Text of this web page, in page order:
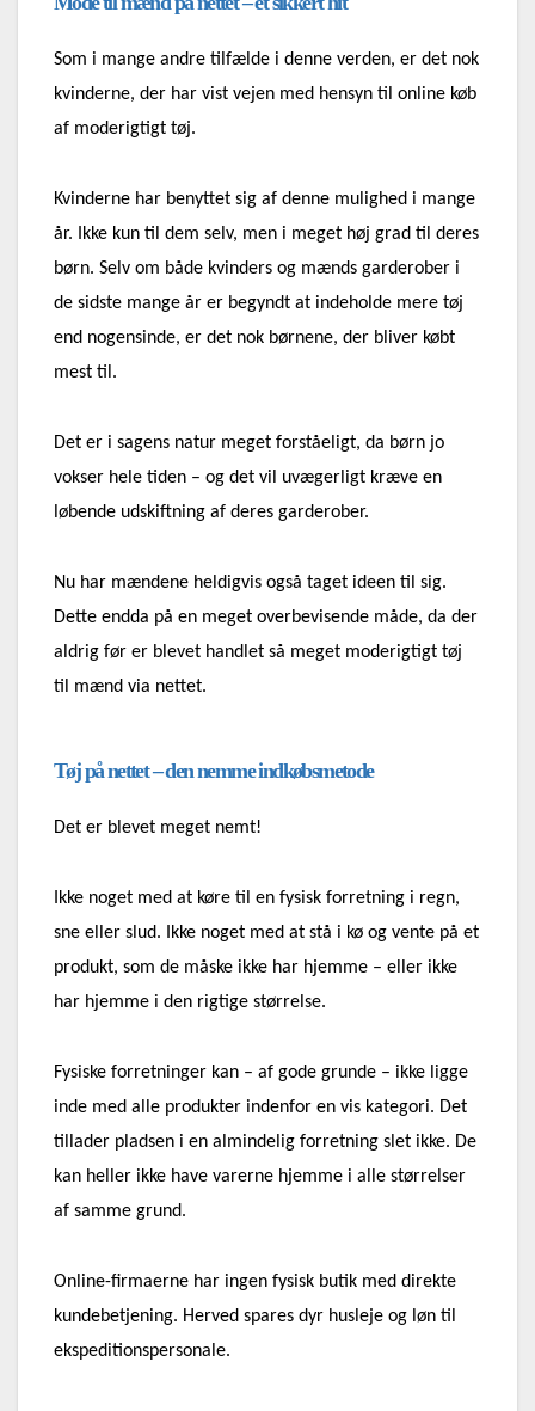
Som i mange andre tilfælde i denne verden, er det nok
kvinderne, der har vist vejen med hensyn til online køb
af moderigtigt tøj.
Kvinderne har benyttet sig af denne mulighed i mange
år. Ikke kun til dem selv, men i meget høj grad til deres
børn. Selv om både kvinders og mænds garderober i
de sidste mange år er begyndt at indeholde mere tøj
end nogensinde, er det nok børnene, der bliver købt
mest til.
Det er i sagens natur meget forståeligt, da børn jo
vokser hele tiden – og det vil uvægerligt kræve en
løbende udskiftning af deres garderober.
Nu har mændene heldigvis også taget ideen til sig.
Dette endda på en meget overbevisende måde, da der
aldrig før er blevet handlet så meget moderigtigt tøj
til mænd via nettet.
Tøj på nettet – den nemme indkøbsmetode
Det er blevet meget nemt!
Ikke noget med at køre til en fysisk forretning i regn,
sne eller slud. Ikke noget med at stå i kø og vente på et
produkt, som de måske ikke har hjemme – eller ikke
har hjemme i den rigtige størrelse.
Fysiske forretninger kan – af gode grunde – ikke ligge
inde med alle produkter indenfor en vis kategori. Det
tillader pladsen i en almindelig forretning slet ikke. De
kan heller ikke have varerne hjemme i alle størrelser
af samme grund.
Online-firmaerne har ingen fysisk butik med direkte
kundebetjening. Herved spares dyr husleje og løn til
ekspeditionspersonale.